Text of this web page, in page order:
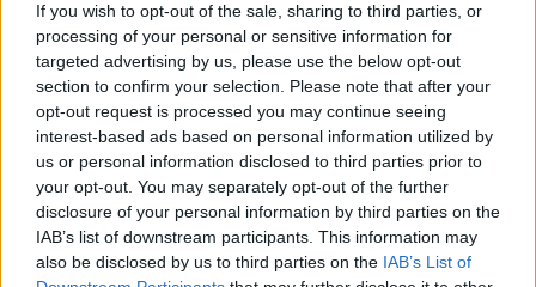
If you wish to opt-out of the sale, sharing to third parties, or
processing of your personal or sensitive information for
targeted advertising by us, please use the below opt-out
section to confirm your selection. Please note that after your
opt-out request is processed you may continue seeing
interest-based ads based on personal information utilized by
us or personal information disclosed to third parties prior to
your opt-out. You may separately opt-out of the further
disclosure of your personal information by third parties on the
IAB’s list of downstream participants. This information may
also be disclosed by us to third parties on the IAB’s List of